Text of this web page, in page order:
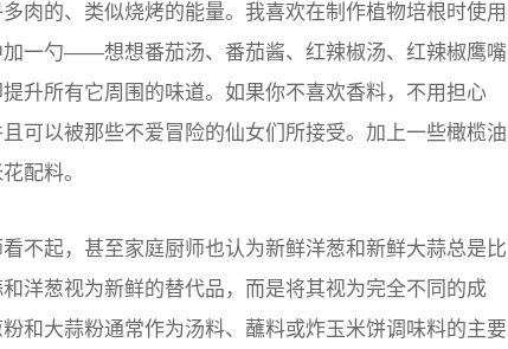
肉的、类似烧烤的能量。我喜欢在制作植物培根时使用
一勺——想想番茄汤、番茄酱、红辣椒汤、红辣椒鹰嘴
升所有它周围的味道。如果你不喜欢香料，不用担心
可以被那些不爱冒险的仙女们所接受。加上一些橄榄油
配料。
不起，甚至家庭厨师也认为新鲜洋葱和新鲜大蒜总是比
洋葱视为新鲜的替代品，而是将其视为完全不同的成
和大蒜粉通常作为汤料、蘸料或炸玉米饼调味料的主要